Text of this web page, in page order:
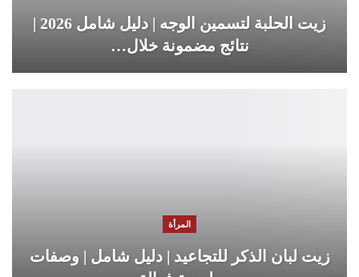
زيت الحلبة لتسمين الوجه | دليل شامل 2026 |
نتائج مضمونة خلال…
المرأة
زيت لبان الذكر للتجاعيد | دليل شامل | وصفات